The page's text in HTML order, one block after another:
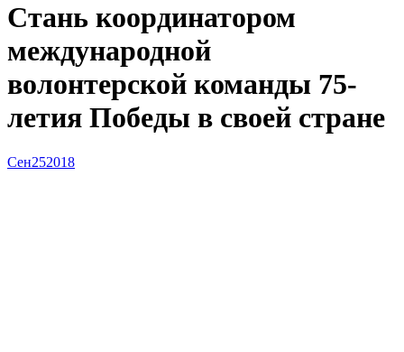
Стань координатором
международной
волонтерской команды 75-
летия Победы в своей стране
Сен252018